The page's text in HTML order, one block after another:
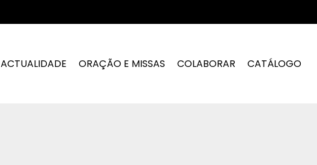
ACTUALIDADE ORAÇÃO E MISSAS COLABORAR CATÁLOGO